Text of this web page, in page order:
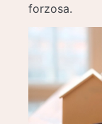
forzosa.